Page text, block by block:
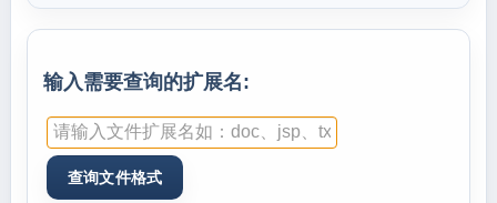
输入需要查询的扩展名: